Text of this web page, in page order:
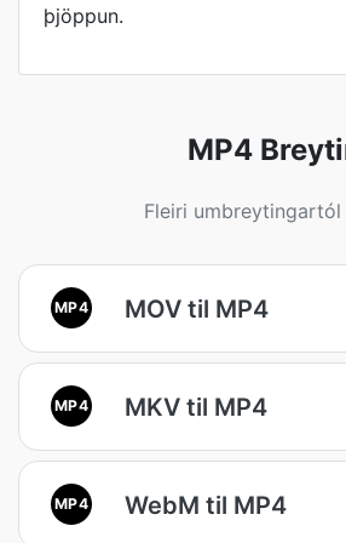
þjöppun.
MP4
Fleiri umbreytingartól
MP4 MOV til MP4
MP4 MKV til MP4
MP4 WebM til MP4